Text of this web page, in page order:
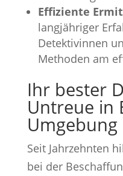
Effiziente
langjähriger
Detektivinnen
Methoden am
Ihr bester
Untreue in
Umgebung
Seit Jahrzehnten
bei der